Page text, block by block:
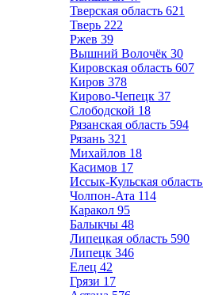
Тверская область 621
Тверь 222
Ржев 39
Вышний Волочёк 30
Кировская область 607
Киров 378
Кирово-Чепецк 37
Слободской 18
Рязанская область 594
Рязань 321
Михайлов 18
Касимов 17
Иссык-Кульская область
Чолпон-Ата 114
Каракол 95
Балыкчы 48
Липецкая область 590
Липецк 346
Елец 42
Грязи 17